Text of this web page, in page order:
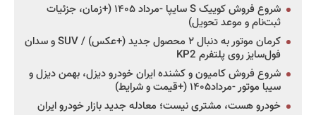
شروع فروش کوییک S سایپا -مرداد ۱۴۰۵ (+زمان، جزئیات
ثبت‌نام و موعد تحویل)
کرمان موتور به دنبال ۲ محصول جدید (+عکس) / SUV و سدان
فول‌سایز روی پلتفرم KP2
شروع فروش کامیون و کشنده ایران خودرو دیزل، بهمن دیزل و
سیبا موتور -مرداد۱۴۰۵ (+قیمت و شرایط)
خودرو هست، مشتری نیست؛ معادله جدید بازار خودرو ایران